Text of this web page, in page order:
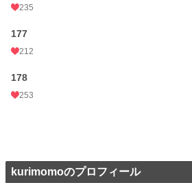
235
177
212
178
253
kurimomoのプロフィール